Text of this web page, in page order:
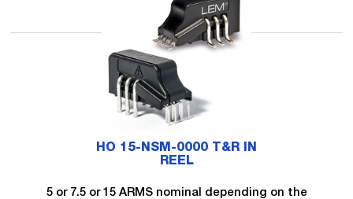
HO 15-NSM-0000 T&R IN
REEL
5 or 7.5 or 15 ARMS nominal depending on the